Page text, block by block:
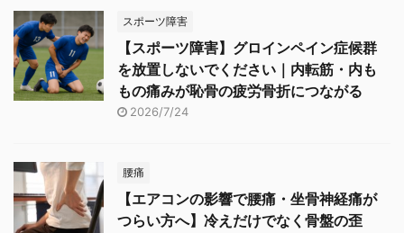
スポーツ障害
【スポーツ障害】グロインペイン症候群
を放置しないでください｜内転筋・内も
もの痛みが恥骨の疲労骨折につながる
2026/7/24
腰痛
【エアコンの影響で腰痛・坐骨神経痛が
つらい方へ】冷えだけでなく骨盤の歪